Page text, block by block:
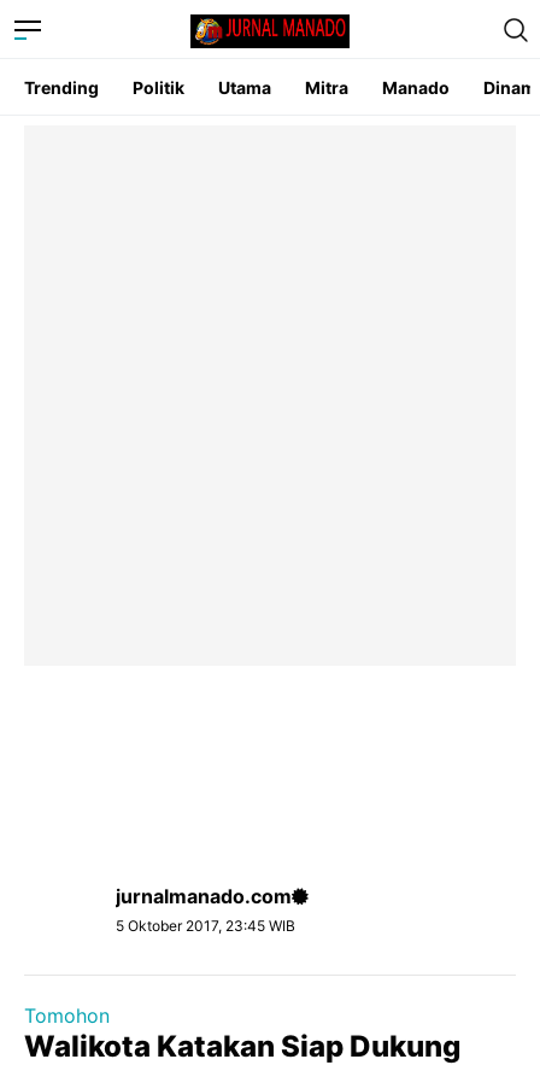
Trending Politik Utama Mitra Manado
jurnalmanado.com
5 Oktober 2017, 23:45 WIB
Tomohon
Walikota Katakan Siap Dukung